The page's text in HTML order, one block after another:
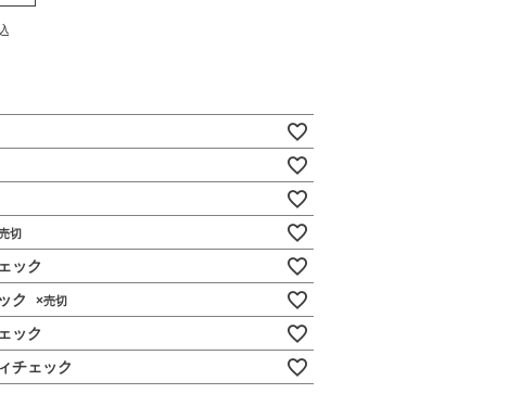
ック
ク
×
ック
チェック